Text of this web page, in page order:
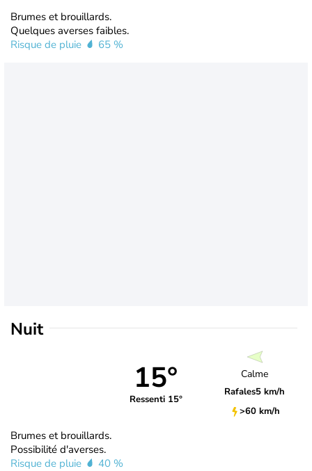
Brumes et brouillards.
Quelques averses faibles.
Risque de pluie
65 %
Nuit
15°
Ressenti 15°
Calme
Rafales5 km/h
>60 km/h
Brumes et brouillards.
Possibilité d'averses.
Risque de pluie
40 %